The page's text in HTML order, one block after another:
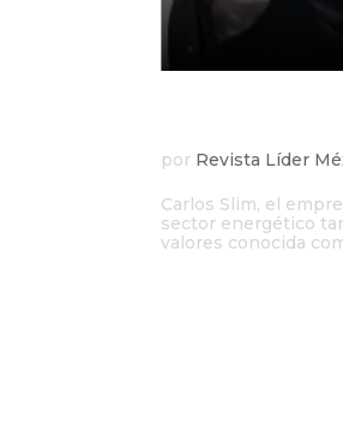
por Revista Líder
Carlos Slim, el
sector energético
valores conocida